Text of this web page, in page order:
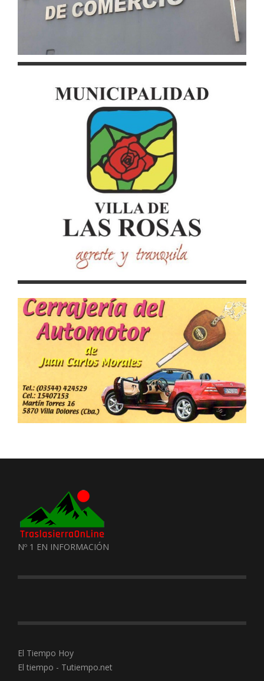
Nº 1 EN INFORMACIÓN
El Tiempo Hoy
El tiempo - Tutiempo.net